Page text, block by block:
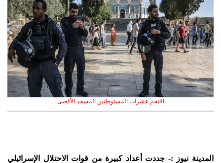
اقتحم عشرات المستوطنين المسجد الأقصى
المدينة نيوز :- جددت أعداد كبيرة من قوات الاحتلال الإسرائيلي